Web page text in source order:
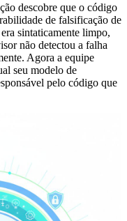
descobre que o código
de falsificação de
sintaticamente limpo,
não detectou a falha
Agora a equipe
seu modelo de
pelo código que